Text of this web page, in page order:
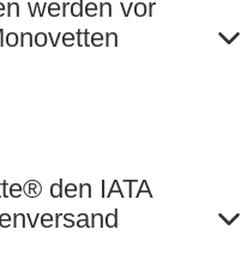
werden vor
den IATA